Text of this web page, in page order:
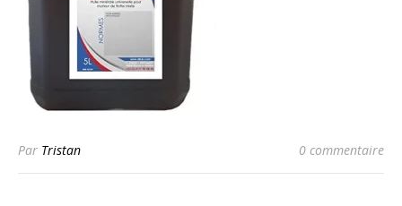
Par Tristan 0 commentaire